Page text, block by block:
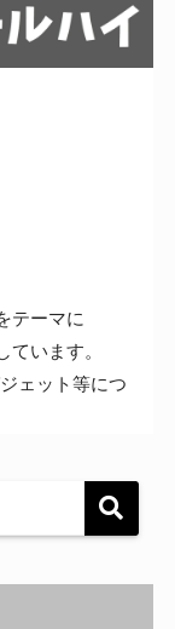
テーマに
います。
ェット等につ